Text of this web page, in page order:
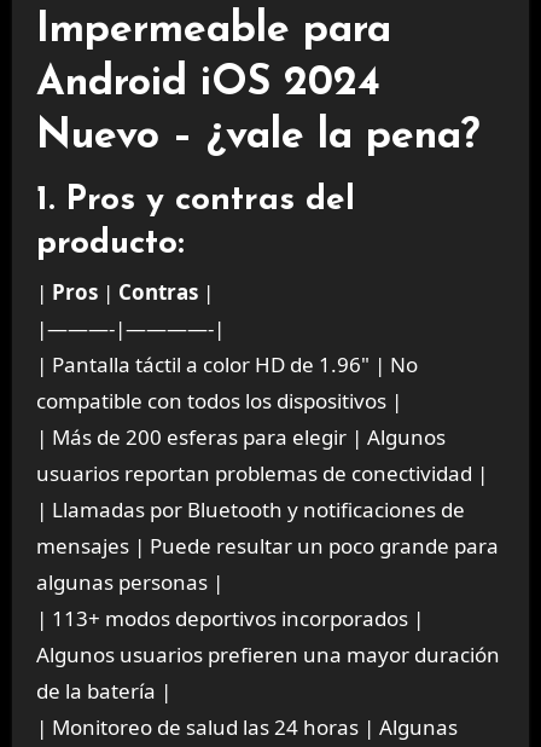
Impermeable para
Android iOS 2024
Nuevo – ¿vale la pena?
1. Pros y contras del
producto:
| Pros| Contras|
|———-|————-|
| Pantalla táctil a color HD de 1.96" | No
compatible con todos los dispositivos |
| Más de 200 esferas para elegir | Algunos
usuarios reportan problemas de conectividad |
| Llamadas por Bluetooth y notificaciones de
mensajes | Puede resultar un poco grande para
algunas personas |
| 113+ modos deportivos incorporados |
Algunos usuarios prefieren una mayor duración
de la batería |
| Monitoreo de salud las 24 horas | Algunas